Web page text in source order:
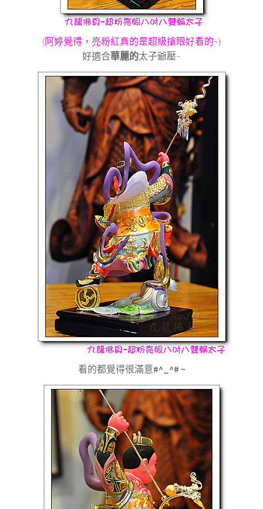
(阿婷覺得，亮粉紅真的是超級搶眼好看的~)
好適合華麗的太子爺壓~
看的都覺得很滿意#^_^# ~